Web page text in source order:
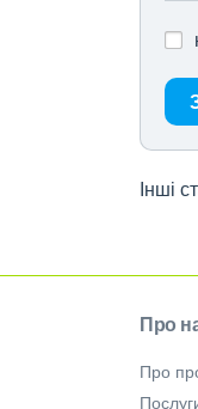
Інші
Про
Про